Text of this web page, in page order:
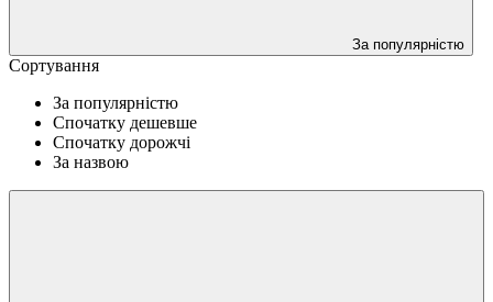
За популярністю
Сортування
За популярністю
Спочатку дешевше
Спочатку дорожчі
За назвою